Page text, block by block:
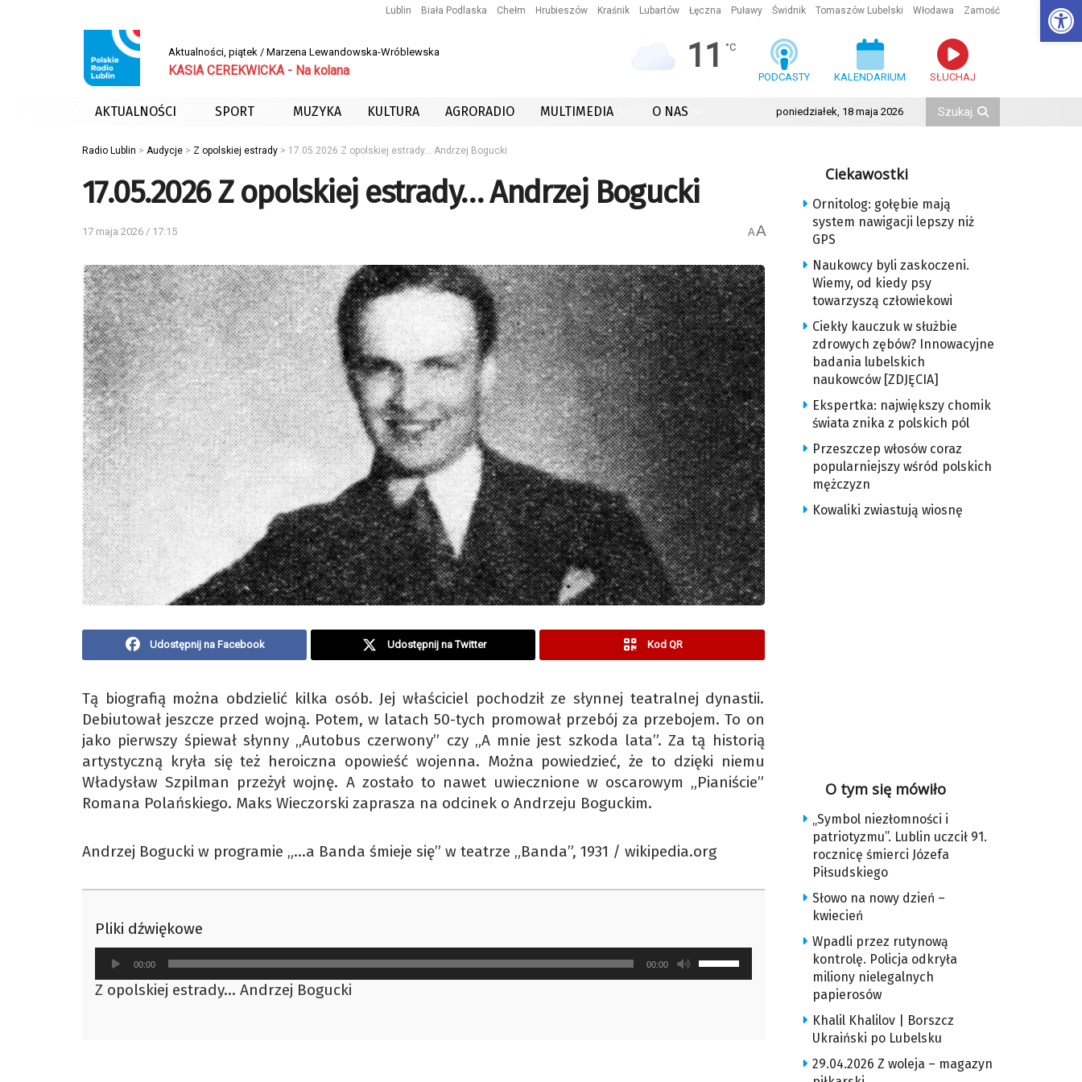
Lublin Biała Podlaska Chełm Hrubieszów Kraśnik Lubartów Łęczna Puławy Świdnik Tomaszów Lubelski Włodawa Zamość
Aktualności, piątek / Marzena Lewandowska-Wróblewska
KASIA CEREKWICKA - Na kolana 11 °C
PODCASTY KALENDARIUM SŁUCHAJ
AKTUALNOŚCI SPORT MUZYKA KULTURA AGRORADIO MULTIMEDIA O NAS poniedziałek, 18 maja 2026
Radio Lublin > Audycje > Z opolskiej estrady > 17.05.2026 Z opolskiej estrady… Andrzej Bogucki
17.05.2026 Z opolskiej estrady… Andrzej Bogucki
17 maja 2026 / 17:15 AA
Udostępnij na Facebook Udostępnij na Twitter Kod QR
Tą biografią można obdzielić kilka osób. Jej właściciel pochodził ze słynnej teatralnej dynastii.
Debiutował jeszcze przed wojną. Potem, w latach 50-tych promował przebój za przebojem. To on
jako pierwszy śpiewał słynny „Autobus czerwony” czy „A mnie jest szkoda lata”. Za tą historią
artystyczną kryła się też heroiczna opowieść wojenna. Można powiedzieć, że to dzięki niemu
Władysław Szpilman przeżył wojnę. A zostało to nawet uwiecznione w oscarowym „Pianiście”
Romana Polańskiego. Maks Wieczorski zaprasza na odcinek o Andrzeju Boguckim.
Andrzej Bogucki w programie „…a Banda śmieje się” w teatrze „Banda”, 1931 / wikipedia.org
Pliki dźwiękowe
Odtwarzacz
plików
dźwiękowych
00:00 00:00
strzałek
Z opolskiej estrady... Andrzej Bogucki
Ciekawostki
Ornitolog: gołębie mają
system nawigacji lepszy niż
GPS
Naukowcy byli zaskoczeni.
Wiemy, od kiedy psy
towarzyszą człowiekowi
Ciekły kauczuk w służbie
zdrowych zębów? Innowacyjne
badania lubelskich
naukowców [ZDJĘCIA]
Ekspertka: największy chomik
świata znika z polskich pól
Przeszczep włosów coraz
popularniejszy wśród polskich
mężczyzn
Kowaliki zwiastują wiosnę
O tym się mówiło
„Symbol niezłomności i
patriotyzmu”. Lublin uczcił 91.
rocznicę śmierci Józefa
Piłsudskiego
Słowo na nowy dzień –
kwiecień
Wpadli przez rutynową
kontrolę. Policja odkryła
miliony nielegalnych
papierosów
Khalil Khalilov | Borszcz
Ukraiński po Lubelsku
29.04.2026 Z woleja – magazyn